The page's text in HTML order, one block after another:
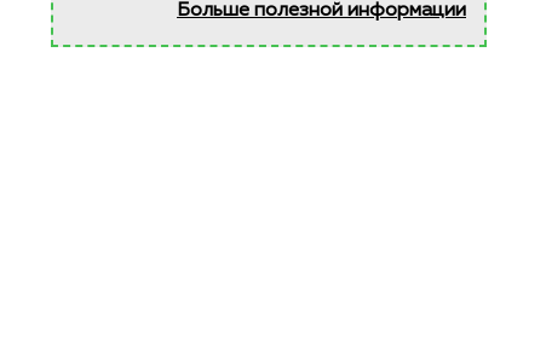
Больше полезной информации